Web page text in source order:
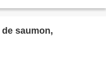
saumon,